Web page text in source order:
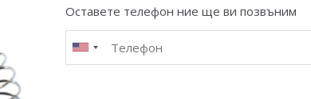
x31.5
ЗА
Оставете телефон ние ще ви позвъним